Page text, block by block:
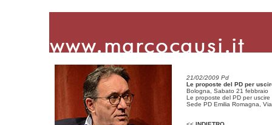
21/02/2009 Pd
Le proposte del PD per
Bologna, Sabato 21 febbraio
Le proposte del PD per uscire
Sede PD Emilia Romagna,